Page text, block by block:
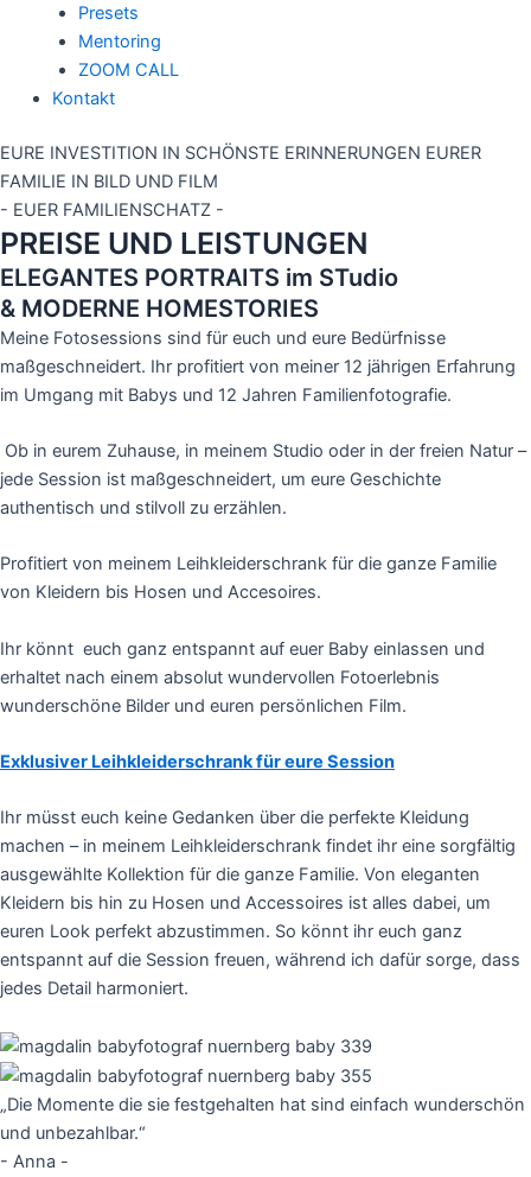
Presets
Mentoring
ZOOM CALL
Kontakt
EURE INVESTITION IN SCHÖNSTE ERINNERUNGEN EURER
FAMILIE IN BILD UND FILM
- EUER FAMILIENSCHATZ -
PREISE UND LEISTUNGEN
ELEGANTES PORTRAITS im STudio
& MODERNE HOMESTORIES
Meine Fotosessions sind für euch und eure Bedürfnisse
maßgeschneidert. Ihr profitiert von meiner 12 jährigen Erfahrung
im Umgang mit Babys und 12 Jahren Familienfotografie.
Ob in eurem Zuhause, in meinem Studio oder in der freien Natur –
jede Session ist maßgeschneidert, um eure Geschichte
authentisch und stilvoll zu erzählen.
Profitiert von meinem Leihkleiderschrank für die ganze Familie
von Kleidern bis Hosen und Accesoires.
Ihr könnt euch ganz entspannt auf euer Baby einlassen und
erhaltet nach einem absolut wundervollen Fotoerlebnis
wunderschöne Bilder und euren persönlichen Film.
Exklusiver Leihkleiderschrank für eure Session
Ihr müsst euch keine Gedanken über die perfekte Kleidung
machen – in meinem Leihkleiderschrank findet ihr eine sorgfältig
ausgewählte Kollektion für die ganze Familie. Von eleganten
Kleidern bis hin zu Hosen und Accessoires ist alles dabei, um
euren Look perfekt abzustimmen. So könnt ihr euch ganz
entspannt auf die Session freuen, während ich dafür sorge, dass
jedes Detail harmoniert.
„Die Momente die sie festgehalten hat sind einfach wunderschön
und unbezahlbar.“
- Anna -